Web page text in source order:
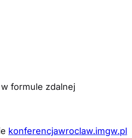
formule zdalnej
konferencjawroclaw.imgw.pl